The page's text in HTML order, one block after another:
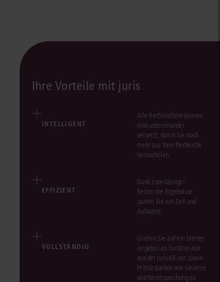
Ihre Vorteile mit juris
INTELLIGENT
Alle Rechtsinformationen
sind untereinander
vernetzt, damit Sie noch
mehr aus Ihrer Recherche
herausholen.
EFFIZIENT
Dank zuverlässiger
Recherche-Ergebnisse
sparen Sie viel Zeit und
Aufwand.
VOLLSTÄNDIG
Greifen Sie auf ein breites
Angebot an Fachliteratur
aus der jurisAllianz sowie
Primärquellen wie Gesetze
und Rechtsprechung zu.